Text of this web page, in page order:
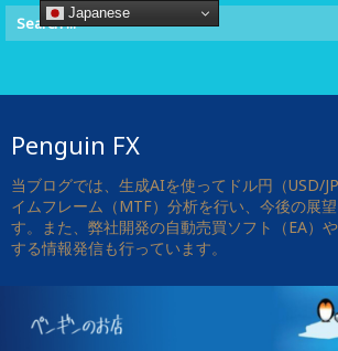
Penguin FX
当ブログでは、生成AIを使ってドル円（USD/
イムフレーム（MTF）分析を行い、今後の展
す。また、弊社開発の自動売買ソフト（EA）
する情報発信も行っています。
Japanese